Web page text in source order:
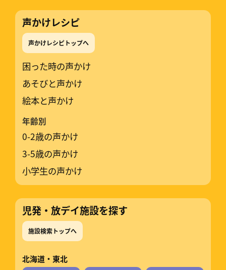
声かけレシピ
声かけレシピトップへ
困った時の声かけ
あそびと声かけ
絵本と声かけ
年齢別
0-2歳の声かけ
3-5歳の声かけ
小学生の声かけ
児発・放デイ施設を探す
施設検索トップへ
北海道・東北